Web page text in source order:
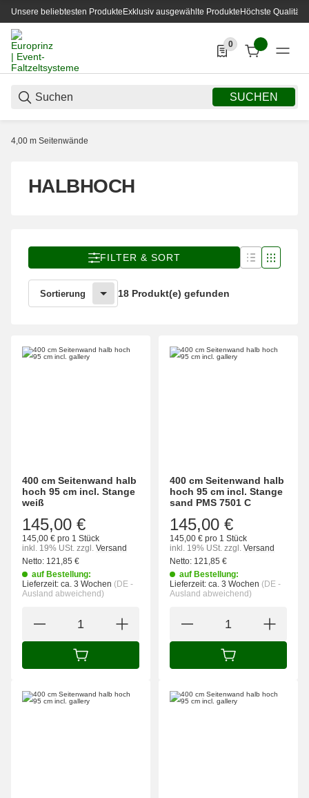
Unsere beliebtesten ProdukteExklusiv ausgewählte ProdukteHöchste Qualität
SUCHEN
0
0 Produkte in der
4,00 m Seitenwände
HALBHOCH
FILTER & SORT
Sortierung 18 Produkt(e) gefunden
400 cm Seitenwand halb
hoch 95 cm incl. Stange
weiß
145,00 €
145,00 € pro 1 Stück
inkl. 19% USt. zzgl. Versand
Netto: 121,85 €
auf Bestellung:
Lieferzeit: ca. 3 Wochen (DE -
Ausland abweichend)
IN DEN WARENKORB
400 cm Seitenwand halb
hoch 95 cm incl. Stange
sand PMS 7501 C
145,00 €
145,00 € pro 1 Stück
inkl. 19% USt. zzgl. Versand
Netto: 121,85 €
auf Bestellung:
Lieferzeit: ca. 3 Wochen (DE -
Ausland abweichend)
IN DEN